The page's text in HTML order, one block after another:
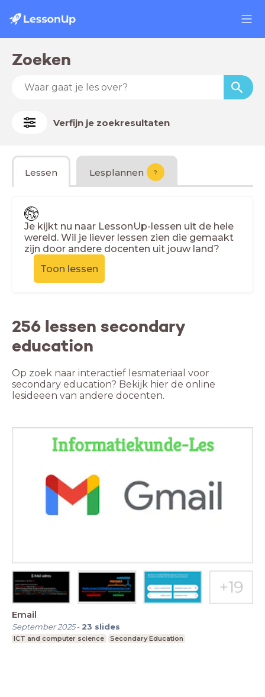
Zoeken
Verfijn je zoekresultaten
Lessen Lesplannen ?
Je kijkt nu naar LessonUp-lessen uit de hele
wereld. Wil je liever lessen zien die gemaakt
zijn door andere docenten uit jouw land?
Toon lessen
256 lessen secondary
education
Op zoek naar interactief lesmateriaal voor
secondary education? Bekijk hier de online
lesideeën van andere docenten.
Email
September 2025- 23 slides
ICT and computer science Secondary Education